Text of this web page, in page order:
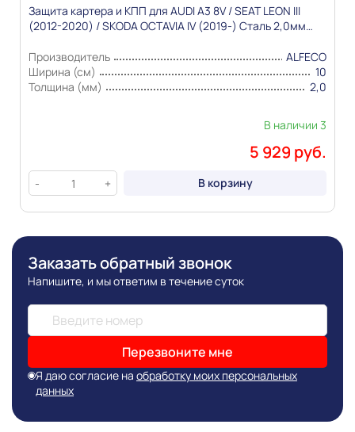
основывается на последних доступных к моменту
публикации сведениях
Защита картера и КПП для AUDI A3 8V / SEAT LEON III
(2012-2020) / SKODA OCTAVIA IV (2019-) Сталь 2,0мм
Производитель
ALFECO
Ширина (см)
10
Толщина (мм)
2,0
В наличии 3
5 929 руб.
- + В корзину
Заказать обратный звонок
Напишите, и мы ответим в течение суток
Перезвоните мне
Я даю согласие на обработку моих персональных
данных